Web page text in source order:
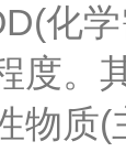
学需
度。
物质